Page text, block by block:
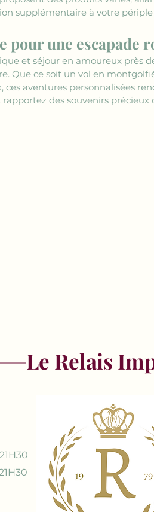
supplémentaire à votre
pour une escapade
et séjour en amoureux près
Que ce soit un vol en
ces aventures personnalisées
des souvenirs
Le Relais